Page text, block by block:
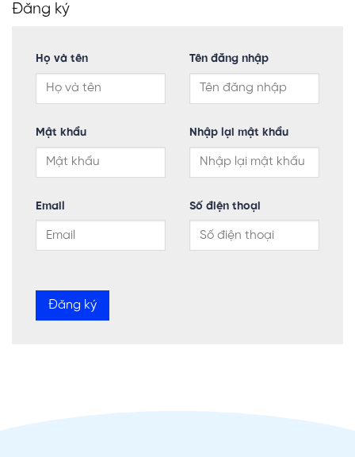
Đăng ký
Họ và tên Tên đăng nhập
Mật khẩu Nhập lại mật khẩu
Email Số điện thoại
Đăng ký